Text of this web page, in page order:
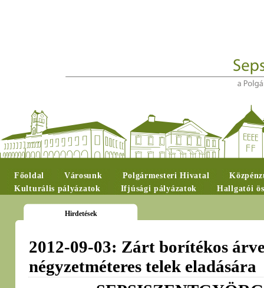
Főoldal Városunk Polgármesteri Hivatal
Kulturális pályázatok
Ifjúsági pályázatok Hallgatói
Hirdetések
2012-09-03: Zárt borítékos
négyzetméteres telek eladására